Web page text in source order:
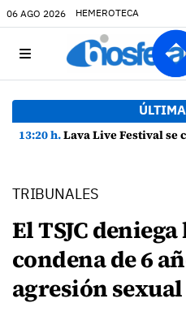
06 AGO 2026 HEMEROTECA
13:20 h.Lava Live Festival se consolida como atractivo
TRIBUNALES
El TSJC
condena de 6
agresión